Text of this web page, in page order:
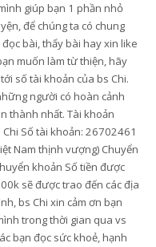
giúp bạn 1 phần nhỏ
để chúng ta có chung
bài, thấy bài hay xin like
muốn làm từ thiện, hãy
số tài khoản của bs Chi.
người có hoàn cảnh
thành nhất. Tài khoản
Số tài khoản: 26702461
Nam thịnh vượng) Chuyển
khoản Số tiền được
sẽ được trao đến các địa
bs Chi xin cảm ơn bạn
trong thời gian qua vs
bạn đọc sức khoẻ, hạnh